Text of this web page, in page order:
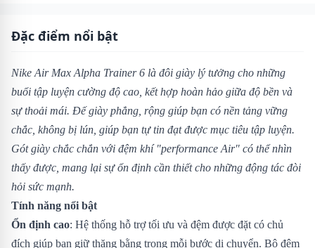
Đặc điểm nổi bật
Nike Air Max Alpha Trainer 6 là đôi giày lý tưởng cho những
buổi tập luyện cường độ cao, kết hợp hoàn hảo giữa độ bền và
sự thoải mái. Đế giày phẳng, rộng giúp bạn có nền tảng vững
chắc, không bị lún, giúp bạn tự tin đạt được mục tiêu tập luyện.
Gót giày chắc chắn với đệm khí "performance Air" có thể nhìn
thấy được, mang lại sự ổn định cần thiết cho những động tác đòi
hỏi sức mạnh.
Tính năng nổi bật
Ổn định cao: Hệ thống hỗ trợ tối ưu và đệm được đặt có chủ
đích giúp bạn giữ thăng bằng trong mỗi bước di chuyển. Bộ đệm